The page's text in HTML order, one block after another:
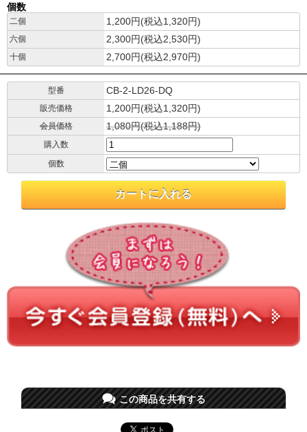
個数
二個 1,200円(税込1,320円)
六個 2,300円(税込2,530円)
十個 2,700円(税込2,970円)
型番 CB-2-LD26-DQ
販売価格 1,200円(税込1,320円)
会員価格 1,080円(税込1,188円)
購入数
個数
この商品を共有する